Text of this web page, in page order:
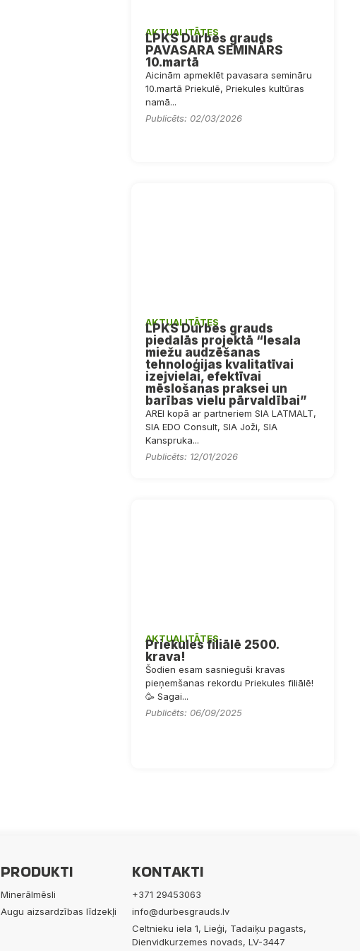
AKTUALITĀTES
LPKS Durbes grauds
PAVASARA SEMINĀRS
10.martā
Aicinām apmeklēt pavasara semināru
10.martā Priekulē, Priekules kultūras
namā...
Publicēts: 02/03/2026
AKTUALITĀTES
LPKS Durbes grauds
piedalās projektā “Iesala
miežu audzēšanas
tehnoloģijas kvalitatīvai
izejvielai, efektīvai
mēslošanas praksei un
barības vielu pārvaldībai”
AREI kopā ar partneriem SIA LATMALT,
SIA EDO Consult, SIA Joži, SIA
Kanspruka...
Publicēts: 12/01/2026
AKTUALITĀTES
Priekules filiālē 2500.
krava!
Šodien esam sasnieguši kravas
pieņemšanas rekordu Priekules filiālē!
🥳 Sagai...
Publicēts: 06/09/2025
PRODUKTI
Minerālmēsli
Augu aizsardzības līdzekļi
KONTAKTI
+371 29453063
info@durbesgrauds.lv
Celtnieku iela 1, Lieģi, Tadaiķu pagasts,
Dienvidkurzemes novads, LV-3447